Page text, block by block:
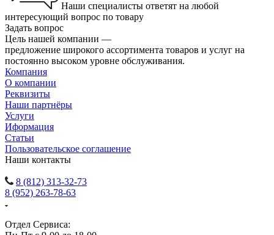
Наши специалисты ответят на любой
интересующий вопрос по товару
Задать вопрос
Цель нашей компании —
предложение широкого ассортимента товаров и услуг на
постоянно высоком уровне обслуживания.
Компания
О компании
Реквизиты
Наши партнёры
Услуги
Иформация
Статьи
Пользовательское соглашение
Наши контакты
8 (812) 313-32-73
8 (952) 263-78-63
Отдел Сервиса: